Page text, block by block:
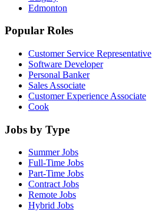
Edmonton
Popular Roles
Customer Service Representative
Software Developer
Personal Banker
Sales Associate
Customer Experience Associate
Cook
Jobs by Type
Summer Jobs
Full-Time Jobs
Part-Time Jobs
Contract Jobs
Remote Jobs
Hybrid Jobs